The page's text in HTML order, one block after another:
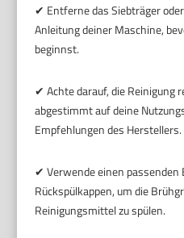
✔ Entferne das Siebträger
Anleitung deiner Maschine,
beginnst.
✔ Achte darauf, die Reinigung
abgestimmt auf deine
Empfehlungen des Herstellers.
✔ Verwende einen passenden
Rückspülkappen, um die
Reinigungsmittel zu spülen.